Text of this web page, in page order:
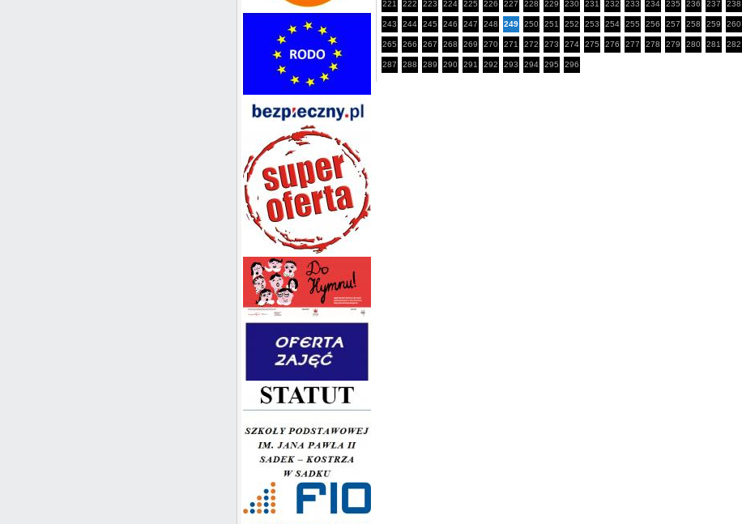
221 222 223 224 225 226 227 228 229 230 231 232 233 234 235 236 237 238
243 244 245 246 247 248 249 250 251 252 253 254 255 256 257 258 259 260
265 266 267 268 269 270 271 272 273 274 275 276 277 278 279 280 281 282
287 288 289 290 291 292 293 294 295 296